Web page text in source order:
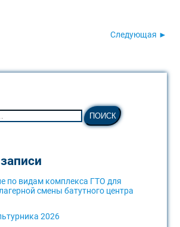
Следующая ►
по видам комплекса ГТО для
смены батутного центра
2026